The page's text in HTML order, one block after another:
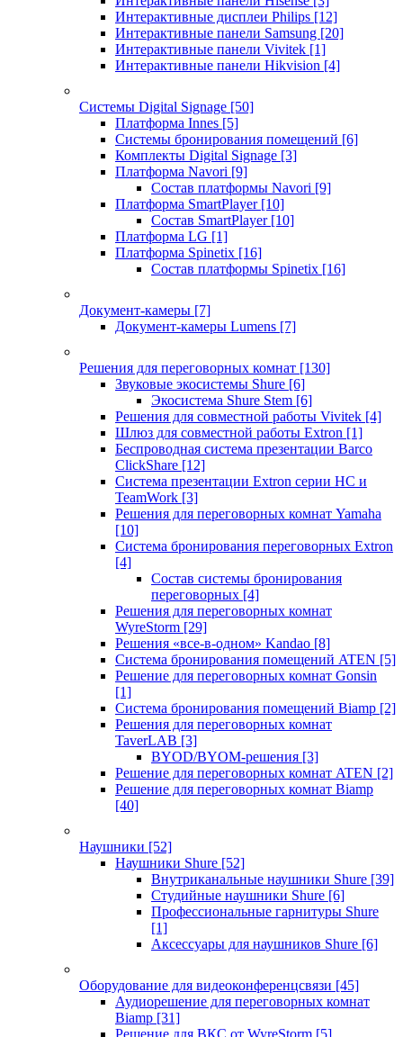
Интерактивные дисплеи Philips [12]
Интерактивные панели Samsung [20]
Интерактивные панели Vivitek [1]
Интерактивные панели Hikvision [4]
Системы Digital Signage [50]
Платформа Innes [5]
Системы бронирования помещений [6]
Комплекты Digital Signage [3]
Платформа Navori [9]
Состав платформы Navori [9]
Платформа SmartPlayer [10]
Состав SmartPlayer [10]
Платформа LG [1]
Платформа Spinetix [16]
Состав платформы Spinetix [16]
Документ-камеры [7]
Документ-камеры Lumens [7]
Решения для переговорных комнат [130]
Звуковые экосистемы Shure [6]
Экосистема Shure Stem [6]
Решения для совместной работы Vivitek [4]
Шлюз для совместной работы Extron [1]
Беспроводная система презентации Barco
ClickShare [12]
Система презентации Extron серии HC и
TeamWork [3]
Решения для переговорных комнат Yamaha
[10]
Система бронирования переговорных Extron
[4]
Состав системы бронирования
переговорных [4]
Решения для переговорных комнат
WyreStorm [29]
Решения «все-в-одном» Kandao [8]
Система бронирования помещений ATEN [5]
Решение для переговорных комнат Gonsin
[1]
Система бронирования помещений Biamp [2]
Решения для переговорных комнат
TaverLAB [3]
BYOD/BYOM-решения [3]
Решение для переговорных комнат ATEN [2]
Решение для переговорных комнат Biamp
[40]
Наушники [52]
Наушники Shure [52]
Внутриканальные наушники Shure [39]
Студийные наушники Shure [6]
Профессиональные гарнитуры Shure
[1]
Аксессуары для наушников Shure [6]
Оборудование для видеоконференцсвязи [45]
Аудиорешение для переговорных комнат
Biamp [31]
Решение для ВКС от WyreStorm [5]